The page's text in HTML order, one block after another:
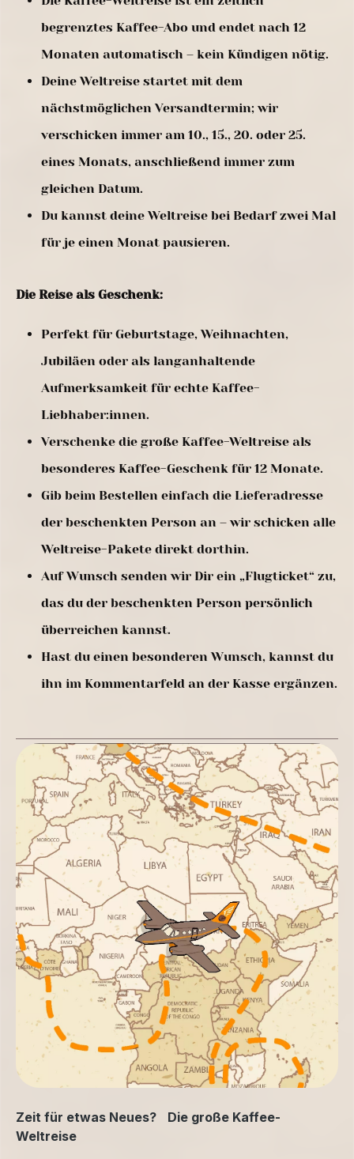
Zeit für etwas Neues? Die große Kaffee-
Weltreise
begrenztes Kaffee-Abo und endet nach 12
Monaten automatisch – kein Kündigen nötig.
Deine Weltreise startet mit dem
nächstmöglichen Versandtermin; wir
verschicken immer am 10., 15., 20. oder 25.
eines Monats, anschließend immer zum
gleichen Datum.
Du kannst deine Weltreise bei Bedarf zwei Mal
für je einen Monat pausieren.
Die Reise als Geschenk:
Perfekt für Geburtstage, Weihnachten,
Jubiläen oder als langanhaltende
Aufmerksamkeit für echte Kaffee-
Liebhaber:innen.
Verschenke die große Kaffee-Weltreise als
besonderes Kaffee-Geschenk für 12 Monate.
Gib beim Bestellen einfach die Lieferadresse
der beschenkten Person an – wir schicken alle
Weltreise-Pakete direkt dorthin.
Auf Wunsch senden wir Dir ein „Flugticket“ zu,
das du der beschenkten Person persönlich
überreichen kannst.
Hast du einen besonderen Wunsch, kannst du
ihn im Kommentarfeld an der Kasse ergänzen.